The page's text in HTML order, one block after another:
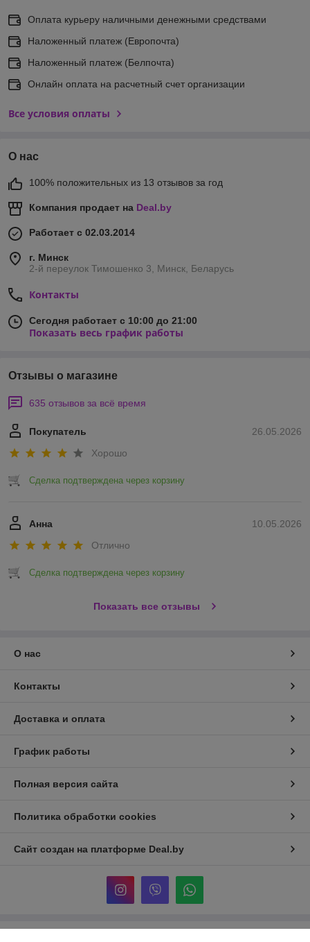
Оплата курьеру наличными денежными средствами
Наложенный платеж (Европочта)
Наложенный платеж (Белпочта)
Онлайн оплата на расчетный счет организации
Все условия оплаты
О нас
100% положительных из 13 отзывов за год
Компания продает на Deal.by
Работает с 02.03.2014
г. Минск
2-й переулок Тимошенко 3, Минск, Беларусь
Контакты
Сегодня работает с 10:00 до 21:00
Показать весь график работы
Отзывы о магазине
635 отзывов за всё время
26.05.2026
Покупатель
Хорошо
Сделка подтверждена через корзину
10.05.2026
Анна
Отлично
Сделка подтверждена через корзину
Показать все отзывы
О нас
Контакты
Доставка и оплата
График работы
Полная версия сайта
Политика обработки cookies
Сайт создан на платформе Deal.by